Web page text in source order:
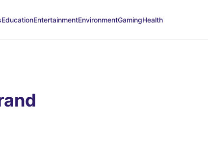
EducationEntertainmentEnvironmentGamingHealth